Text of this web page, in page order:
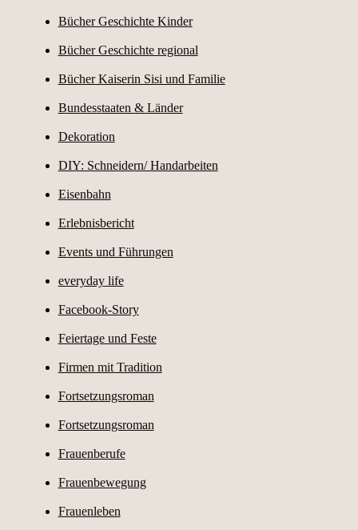
Bücher Geschichte Kinder
Bücher Geschichte regional
Bücher Kaiserin Sisi und Familie
Bundesstaaten & Länder
Dekoration
DIY: Schneidern/ Handarbeiten
Eisenbahn
Erlebnisbericht
Events und Führungen
everyday life
Facebook-Story
Feiertage und Feste
Firmen mit Tradition
Fortsetzungsroman
Fortsetzungsroman
Frauenberufe
Frauenbewegung
Frauenleben